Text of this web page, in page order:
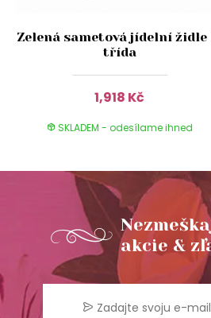
Zelená sametová jídelní židle
třída
1,918 Kč
SKLADEM - odesílame ihned
akcie &